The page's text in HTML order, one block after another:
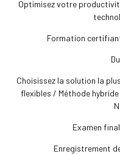
Optimisez votre
Formation
Choisissez la solution la
flexibles / Méthode
Examen
Enregistrement